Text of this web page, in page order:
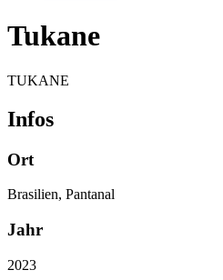
Tukane
TUKANE
Infos
Ort
Brasilien, Pantanal
Jahr
2023